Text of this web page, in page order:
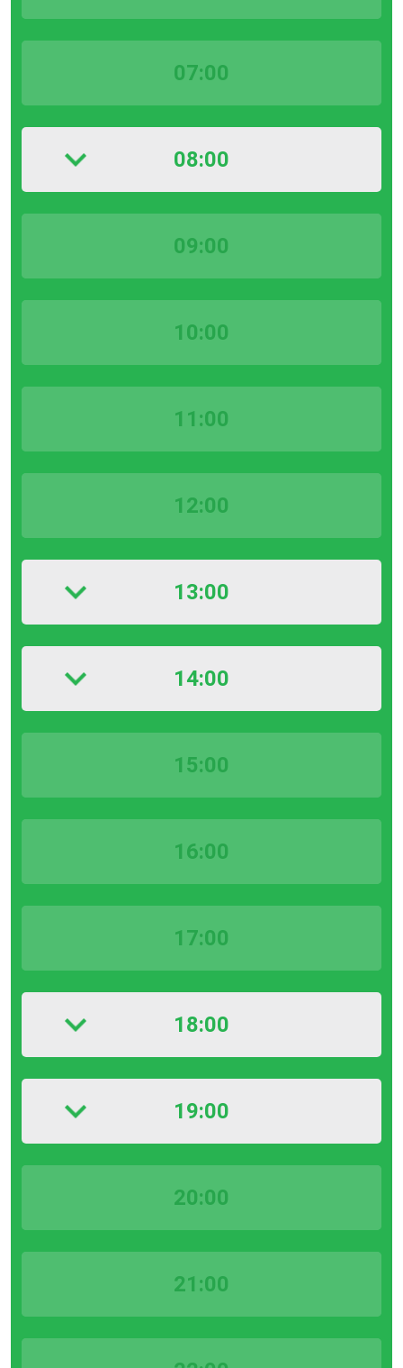
07:00
08:00
09:00
10:00
11:00
12:00
13:00
14:00
15:00
16:00
17:00
18:00
19:00
20:00
21:00